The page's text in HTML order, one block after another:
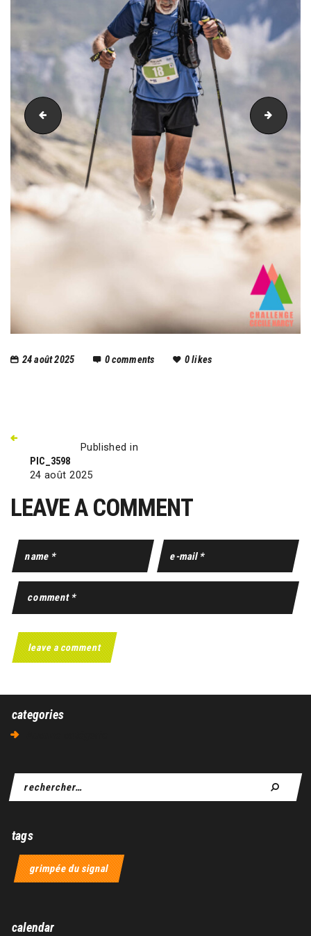
PIC_3574
24 août 2025 0comments 0likes
Published in
PIC_3598
24 août 2025
LEAVE A COMMENT
categories
tags
grimpée du signal
calendar